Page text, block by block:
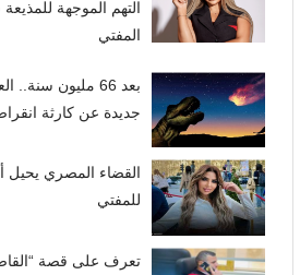
التهم الموجهة
المفتي
بعد 66 مليون
جديدة عن كارثة
القضاء المصري يحيل
للمفتي
تعرف على قصة